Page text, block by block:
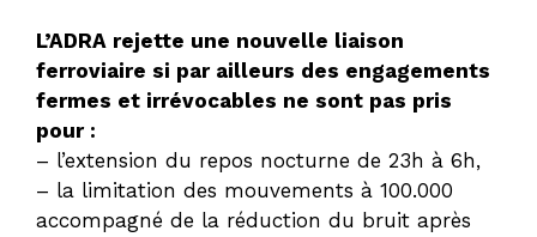
L’ADRA rejette une nouvelle liaison
ferroviaire si par ailleurs des engagements
fermes et irrévocables ne sont pas pris
pour :
– l’extension du repos nocturne de 23h à 6h,
– la limitation des mouvements à 100.000
accompagné de la réduction du bruit après